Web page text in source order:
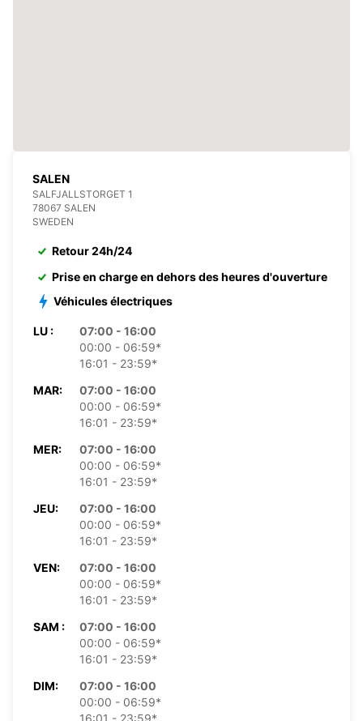
SALEN
SALFJALLSTORGET 1
78067 SALEN
SWEDEN
Retour 24h/24
Prise en charge en dehors des heures d'ouverture
Véhicules électriques
LU :
07:00 - 16:00
00:00 - 06:59*
16:01 - 23:59*
MAR:
07:00 - 16:00
00:00 - 06:59*
16:01 - 23:59*
MER:
07:00 - 16:00
00:00 - 06:59*
16:01 - 23:59*
JEU:
07:00 - 16:00
00:00 - 06:59*
16:01 - 23:59*
VEN:
07:00 - 16:00
00:00 - 06:59*
16:01 - 23:59*
SAM :
07:00 - 16:00
00:00 - 06:59*
16:01 - 23:59*
DIM:
07:00 - 16:00
00:00 - 06:59*
16:01 - 23:59*